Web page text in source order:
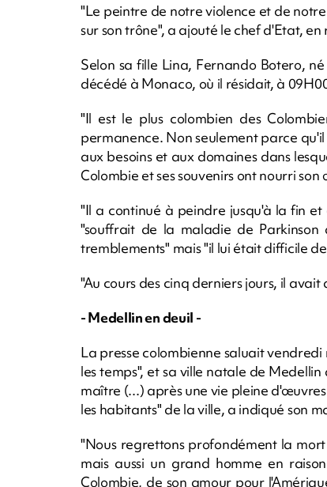
"Le peintre de notre violence et de
sur son trône", a ajouté le chef d'Etat,
Selon sa fille Lina, Fernando Botero,
décédé à Monaco, où il résidait, à
"Il est le plus colombien des
permanence. Non seulement parce
aux besoins et aux domaines dans
Colombie et ses souvenirs ont nourri
"Il a continué à peindre jusqu'à la fin
"souffrait de la maladie de Parkinson
tremblements" mais "il lui était difficile
"Au cours des cinq derniers jours, il
- Medellin en deuil -
La presse colombienne saluait
les temps", et sa ville natale de
maître (...) après une vie pleine
les habitants" de la ville, a indiqué son
"Nous regrettons profondément la
mais aussi un grand homme en
Colombie, de son amour pour